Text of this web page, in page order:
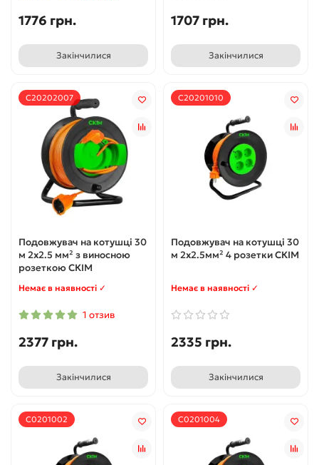
1776 грн.
Закінчилися
1707 грн.
Закінчилися
С20202007
Подовжувач на котушці 30
м 2х2.5 мм² з виносною
розеткою СКІМ
Немає в наявності ✓
1 отзив
2377 грн.
Закінчилися
С20201010
Подовжувач на котушці 30
м 2х2.5мм² 4 розетки СКІМ
Немає в наявності ✓
2335 грн.
Закінчилися
С0201002 С0201004